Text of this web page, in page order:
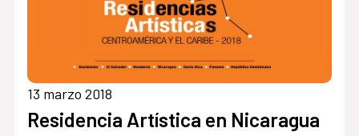
13 marzo 2018
Residencia Artística en Nicaragua